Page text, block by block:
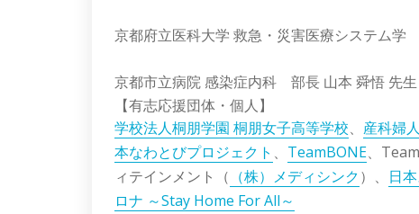
京都府立医科大学 救急・災害医療システム
京都市立病院 感染症内科 部長 山本 舜悟 先生
【有志応援団体・個人】
学校法人桐朋学園 桐朋女子高等学校、 産科婦
本なわとびプロジェクト 、 TeamBONE、
ィテインメント（ （株）メディシンク）、 日
ロナ ～Stay Home For All～